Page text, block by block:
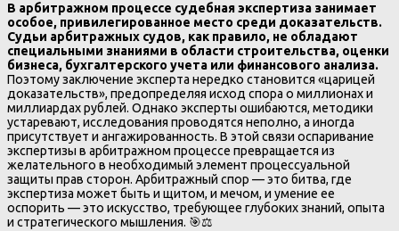
В арбитражном процессе судебная экспертиза занимает
особое, привилегированное место среди доказательств.
Судьи арбитражных судов, как правило, не обладают
специальными знаниями в области строительства, оценки
бизнеса, бухгалтерского учета или финансового анализа.
Поэтому заключение эксперта нередко становится «царицей
доказательств», предопределяя исход спора о миллионах и
миллиардах рублей. Однако эксперты ошибаются, методики
устаревают, исследования проводятся неполно, а иногда
присутствует и ангажированность. В этой связи оспаривание
экспертизы в арбитражном процессе превращается из
желательного в необходимый элемент процессуальной
защиты прав сторон. Арбитражный спор — это битва, где
экспертиза может быть и щитом, и мечом, и умение ее
оспорить — это искусство, требующее глубоких знаний, опыта
и стратегического мышления. 🎯⚖️